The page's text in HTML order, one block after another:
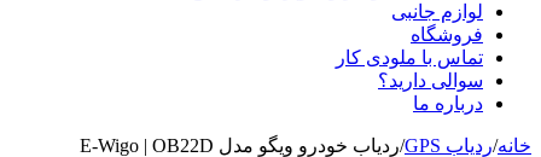
لوازم جانبی
فروشگاه
تماس با ملودی کار
سوالی دارید؟
درباره ما
خانه/ردیاب GPS /ردیاب خودرو ویگو مدل E-Wigo | OB22D